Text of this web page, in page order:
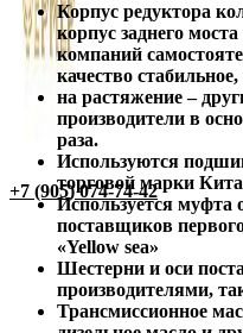
+7 (905) 074-74-42
Корпус редуктора
корпус заднего
компаний
качество
на растяжение –
производители в
раза.
Используются
торговой марки
Используется муфта
поставщиков
«Yellow sea»
Шестерни и оси
производителями,
Трансмиссионное